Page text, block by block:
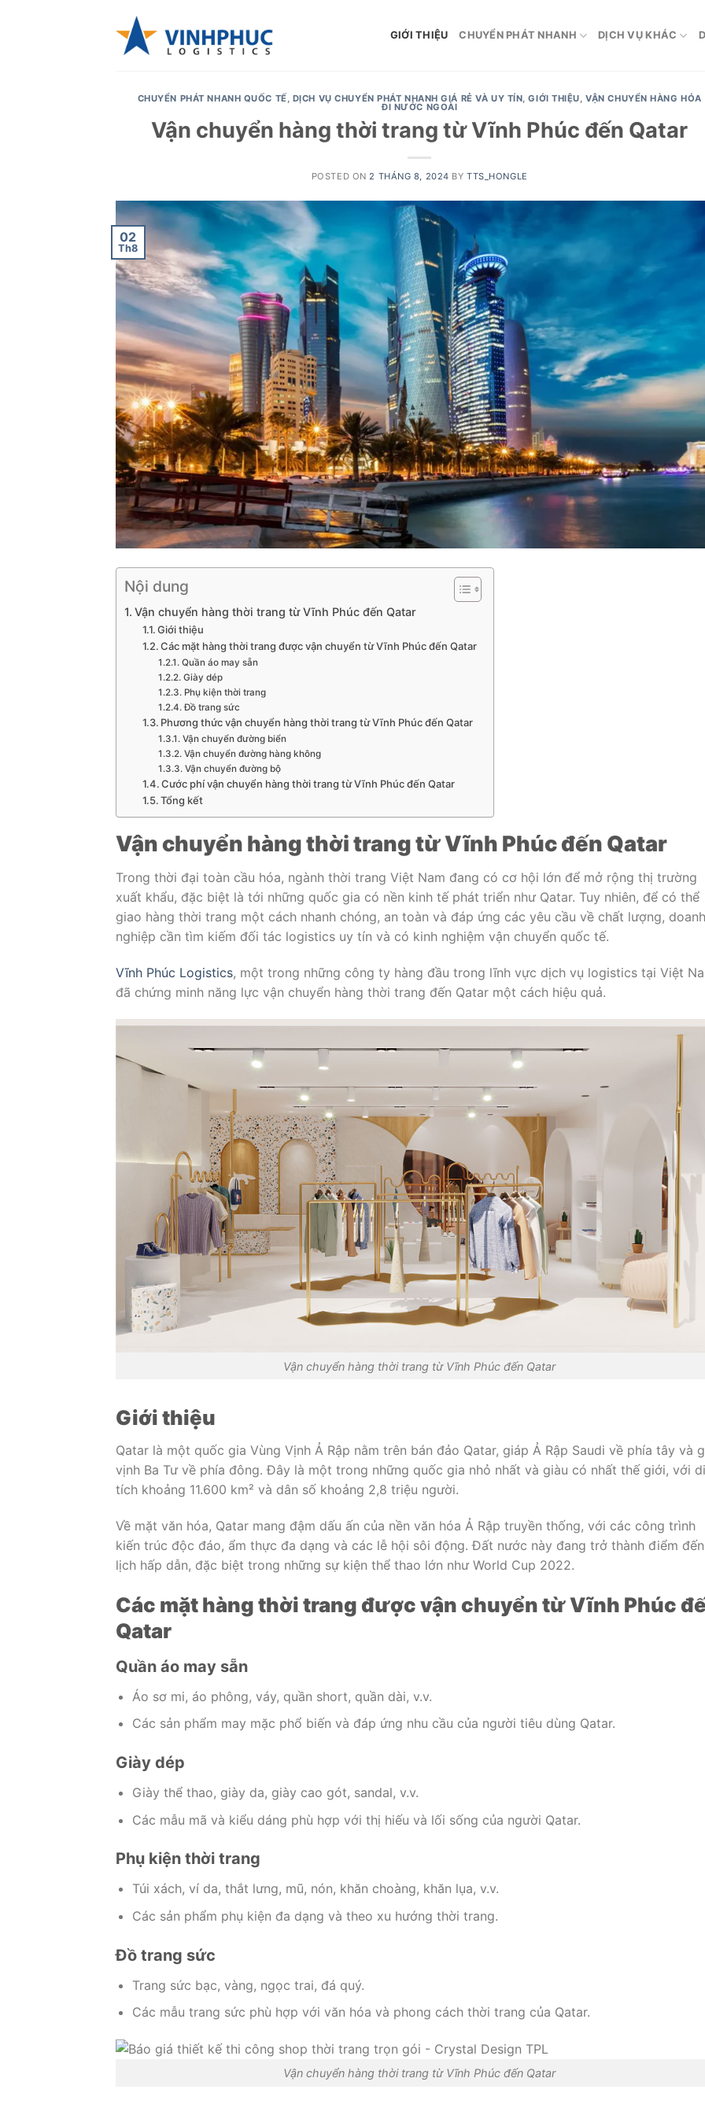
GIỚI THIỆU CHUYỂN PHÁT NHANH DỊCH VỤ KHÁC
CHUYỂN PHÁT NHANH QUỐC TẾ, DỊCH VỤ CHUYỂN PHÁT NHANH GIÁ RẺ VÀ UY TÍN,GIỚI THIỆU,VẬN CHUYỂN HÀNG HÓA
ĐI NƯỚC NGOÀI
Vận chuyển hàng thời trang từ Vĩnh Phúc đến Qatar
POSTED ON 2 THÁNG 8, 2024 BYTTS_HONGLE
02
Th8
Nội dung
Vận chuyển hàng thời trang từ Vĩnh Phúc đến Qatar
Giới thiệu
Các mặt hàng thời trang được vận chuyển từ Vĩnh Phúc đến Qatar
Quần áo may sẵn
Giày dép
Phụ kiện thời trang
Đồ trang sức
Phương thức vận chuyển hàng thời trang từ Vĩnh Phúc đến Qatar
Vận chuyển đường biển
Vận chuyển đường hàng không
Vận chuyển đường bộ
Cước phí vận chuyển hàng thời trang từ Vĩnh Phúc đến Qatar
Tổng kết
Vận chuyển hàng thời trang từ Vĩnh Phúc đến Qatar
Trong thời đại toàn cầu hóa, ngành thời trang Việt Nam đang có cơ hội lớn để mở rộng thị trường
xuất khẩu, đặc biệt là tới những quốc gia có nền kinh tế phát triển như Qatar. Tuy nhiên, để có thể
giao hàng thời trang một cách nhanh chóng, an toàn và đáp ứng các yêu cầu về chất lượng, doanh
nghiệp cần tìm kiếm đối tác logistics uy tín và có kinh nghiệm vận chuyển quốc tế.
Vĩnh Phúc Logistics, một trong những công ty hàng đầu trong lĩnh vực dịch vụ logistics tại Việt
đã chứng minh năng lực vận chuyển hàng thời trang đến Qatar một cách hiệu quả.
Vận chuyển hàng thời trang từ Vĩnh Phúc đến Qatar
Giới thiệu
Qatar là một quốc gia Vùng Vịnh Ả Rập nằm trên bán đảo Qatar, giáp Ả Rập Saudi về phía tây và
vịnh Ba Tư về phía đông. Đây là một trong những quốc gia nhỏ nhất và giàu có nhất thế giới, với
tích khoảng 11.600 km² và dân số khoảng 2,8 triệu người.
Về mặt văn hóa, Qatar mang đậm dấu ấn của nền văn hóa Ả Rập truyền thống, với các công trình
kiến trúc độc đáo, ẩm thực đa dạng và các lễ hội sôi động. Đất nước này đang trở thành điểm
lịch hấp dẫn, đặc biệt trong những sự kiện thể thao lớn như World Cup 2022.
Các mặt hàng thời trang được vận chuyển từ Vĩnh Phúc
Qatar
Quần áo may sẵn
Áo sơ mi, áo phông, váy, quần short, quần dài, v.v.
Các sản phẩm may mặc phổ biến và đáp ứng nhu cầu của người tiêu dùng Qatar.
Giày dép
Giày thể thao, giày da, giày cao gót, sandal, v.v.
Các mẫu mã và kiểu dáng phù hợp với thị hiếu và lối sống của người Qatar.
Phụ kiện thời trang
Túi xách, ví da, thắt lưng, mũ, nón, khăn choàng, khăn lụa, v.v.
Các sản phẩm phụ kiện đa dạng và theo xu hướng thời trang.
Đồ trang sức
Trang sức bạc, vàng, ngọc trai, đá quý.
Các mẫu trang sức phù hợp với văn hóa và phong cách thời trang của Qatar.
Vận chuyển hàng thời trang từ Vĩnh Phúc đến Qatar